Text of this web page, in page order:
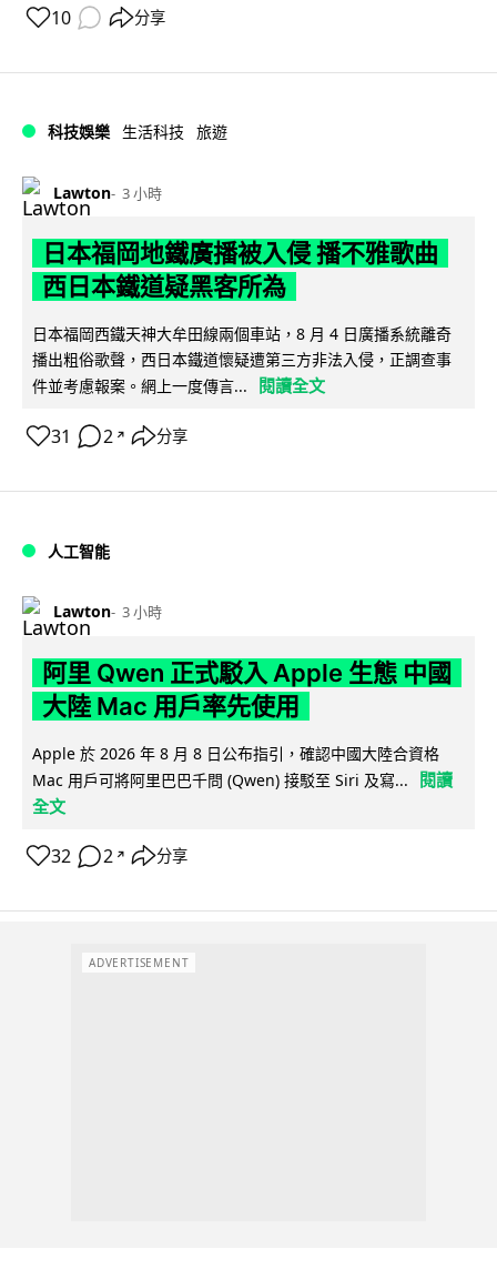
10 分享
科技娛樂 生活科技 旅遊
Lawton 3 小時
日本福岡地鐵廣播被入侵 播不雅歌曲
西日本鐵道疑黑客所為
日本福岡西鐵天神大牟田線兩個車站，8 月 4 日廣播系統離奇
播出粗俗歌聲，西日本鐵道懷疑遭第三方非法入侵，正調查事
件並考慮報案。網上一度傳言...
閱讀全文
31 2 ↗ 分享
人工智能
Lawton 3 小時
阿里 Qwen 正式駁入 Apple 生態 中國
大陸 Mac 用戶率先使用
Apple 於 2026 年 8 月 8 日公布指引，確認中國大陸合資格
Mac 用戶可將阿里巴巴千問 (Qwen) 接駁至 Siri 及寫...
閱讀
全文
32 2 ↗ 分享
ADVERTISEMENT